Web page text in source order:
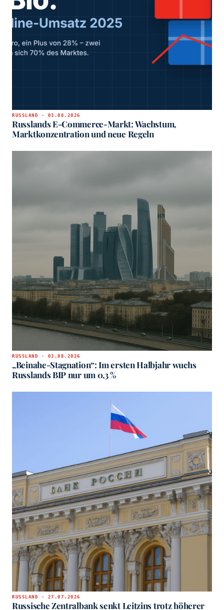
RUSSLAND · 03.08.2026
Russlands E-Commerce-Markt: Wachstum,
Marktkonzentration und neue Regeln
RUSSLAND · 03.08.2026
„Beinahe-Stagnation“: Im ersten Halbjahr wuchs
Russlands BIP nur um 0,3 %
RUSSLAND · 27.07.2026
Russische Zentralbank senkt Leitzins trotz höherer